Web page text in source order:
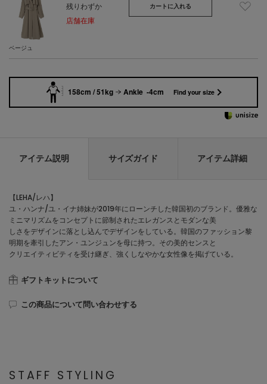
ベージュ
残りわずか
店舗在庫
カートに入れる
158cm / 51kg Ankle -4cm Find your size
アイテム説明 サイズガイド アイテム詳細
【LEHA/レハ】
ユ・ハンナ/ユ・イナ姉妹が2019年にローンチした韓国初のブランド。優雅な
ミニマリズムをコンセプトに節制されたエレガンスとモダンな美
しさをデザインに落とし込んでデザインをしている。韓国のファッション黎
明期を牽引したアン・ユンジュンを母に持つ。その美的センスと
クリエイティビティを受け継ぎ、強くしなやかな女性像を掲げている。
ギフトキットについて
この商品について問い合わせする
STAFF STYLING